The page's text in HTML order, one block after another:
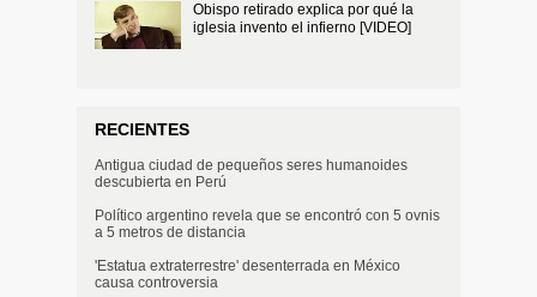
Obispo retirado explica por qué la
iglesia invento el infierno [VIDEO]
RECIENTES
Antigua ciudad de pequeños seres humanoides
descubierta en Perú
Político argentino revela que se encontró con 5 ovnis
a 5 metros de distancia
'Estatua extraterrestre' desenterrada en México
causa controversia